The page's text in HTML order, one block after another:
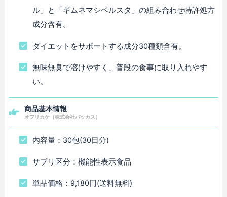
ル」と「ギムネマシベルスタ」の組み合わせ特許処方
成分含有。
ダイエットをサポートする成分30種類含有。
無味無臭で溶けやすく、普段の食事に取り入れやす
い。
商品基本情報
オフリカケ（株式会社バッカス）
内容量：30包(30日分)
サプリ区分：機能性表示食品
単品価格：9,180円(送料無料)